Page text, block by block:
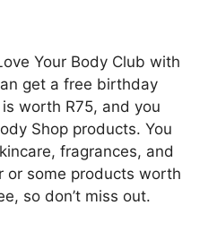
Your Body Club with
get a free birthday
worth R75, and you
Shop products. You
fragrances, and
or some products worth
so don’t miss out.